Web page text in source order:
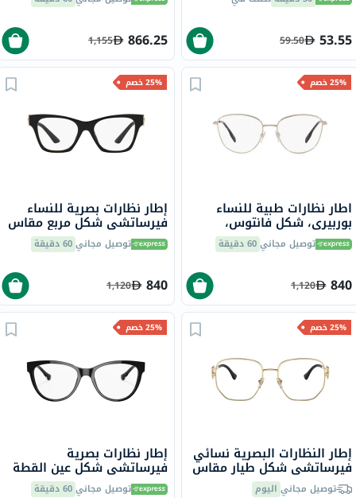
53.55
59.50
866.25
1,155
25% خصم
اطار نظارات طبية للنساء
بوربيري، شكل فانتوس،
مقاس 53 - BE1376-1340توصيل مجاني60 دقيقة
840
1,120
25% خصم
إطار نظارات بصرية للنساء
فيرساتشي شكل مربع مقاس
52 - GB1 0VE3341U توصيل مجاني60 دقيقة
840
1,120
25% خصم
إطار النظارات البصرية نسائي
فيرساتشي شكل طيار مقاس
54 - 1002 0VE1283توصيل مجاني اليوم
25% خصم
إطار نظارات بصرية
فيرساتشي شكل عين القطة
مقاس 53 - GB1 0VE3304توصيل مجاني60 دقيقة